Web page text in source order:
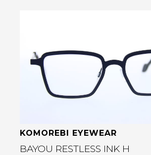
KOMOREBI EYEWEAR
BAYOU RESTLESS INK H